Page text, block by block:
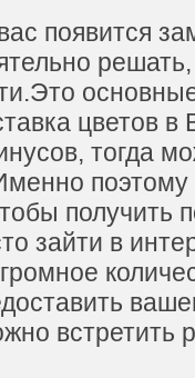
появится
цветов
тогда
поэтому
получить
зайти в
встретить